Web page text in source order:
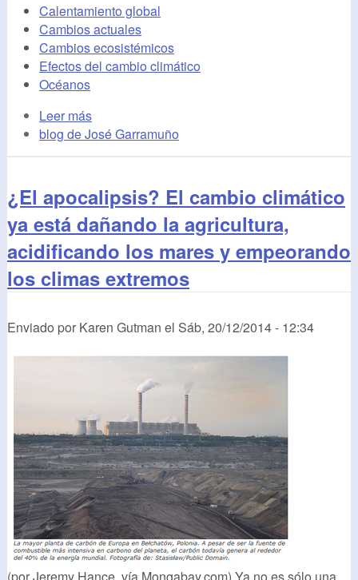
Calentamiento global
Cambios actuales
Cambios ecosistémicos
Efectos del cambio climático
Océanos
Leer más
blog de José Garramuño
¿El apocalipsis? El cambio climático
ya está dañando la agricultura,
acidificando los mares y empeorando
los climas extremos
Enviado por Karen Gutman el Sáb, 20/12/2014 - 12:34
(por Jeremy Hance, vía Mongabay.com) Ya no es sólo una